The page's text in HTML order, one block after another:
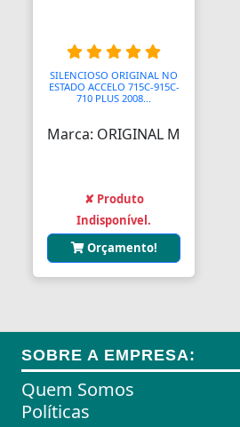
Almofadas
Almofadas
Almofadas Térmicas
Alças
Alças
Alças para Banheiro
Amplificadores
Andadores
Aneis para Microblading
SILENCIOSO ORIGINAL NO
ESTADO ACCELO 715C-915C-
710 PLUS 2008...
Marca: ORIGINAL M
✘ Produto
Indisponível.
Orçamento!
SOBRE A EMPRESA:
Quem Somos
Políticas